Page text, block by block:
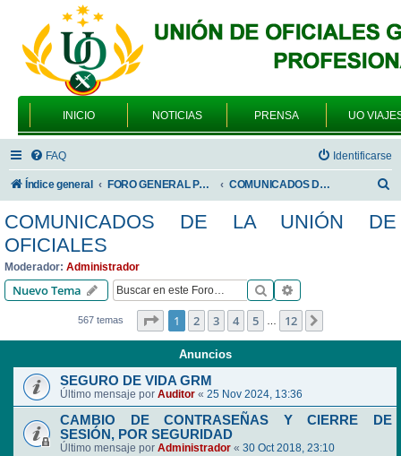
INICIO NOTICIAS PRENSA UO
FAQ Identificarse
Índice general FORO GENERAL PARA TODOS LOS USUARIOS COMUNICADOS DE LA UNIÓN DE OFICIALES
s
COMUNICADOS DE LA UNIÓN DE
OFICIALES
Moderador: Administrador
Nuevo Tema Buscar
567 temas Página de 12
1 2 3 4 5 … 12
Anuncios
SEGURO DE VIDA GRM
Último mensaje por Auditor « 25 Nov 2024, 13:36
CAMBIO DE CONTRASEÑAS Y CIERRE DE
SESIÓN, POR SEGURIDAD
Último mensaje por Administrador « 30 Oct 2018, 23:10